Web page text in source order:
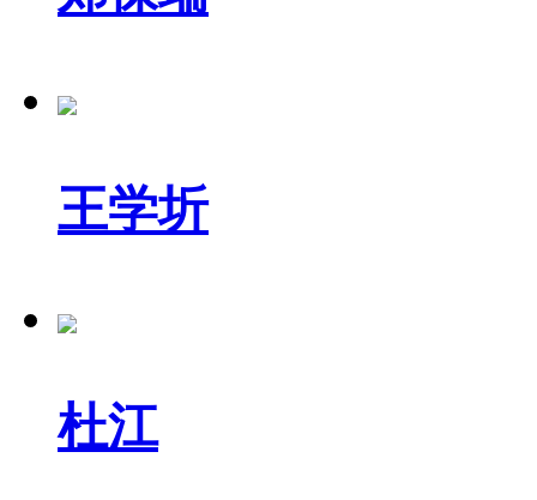
王学圻
杜江